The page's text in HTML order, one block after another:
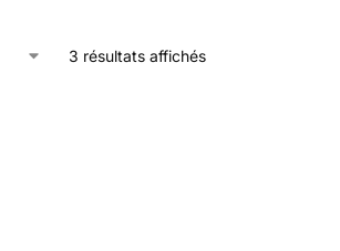
3 résultats affichés